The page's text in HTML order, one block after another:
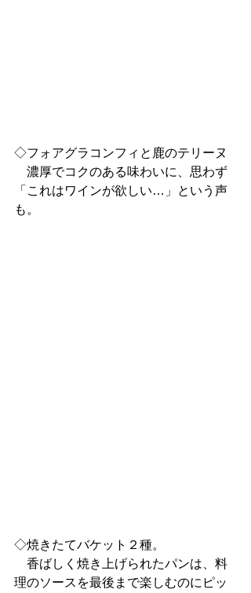
◇フォアグラコンフィと鹿のテリーヌ
濃厚でコクのある味わいに、思わず
「これはワインが欲しい…」という声
も。
◇焼きたてバケット２種。
香ばしく焼き上げられたパンは、料
理のソースを最後まで楽しむのにピッ